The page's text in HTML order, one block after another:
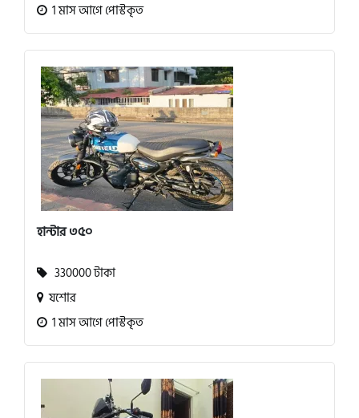
1 মাস আগে পোস্টকৃত
হান্টার ৩৫০
330000 টাকা
যশোর
1 মাস আগে পোস্টকৃত